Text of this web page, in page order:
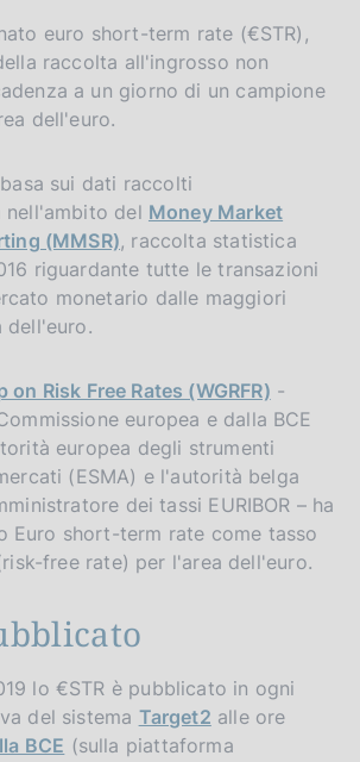
euro short-term rate (€STR),
raccolta all'ingrosso non
a un giorno di un campione
dell'euro.
sui dati raccolti
nell'ambito del Money Market
(MMSR), raccolta statistica
riguardante tutte le transazioni
monetario dalle maggiori
dell'euro.
Risk Free Rates (WGRFR) -
europea e dalla BCE
europea degli strumenti
(ESMA) e l'autorità belga
dei tassi EURIBOR – ha
Euro short-term rate come tasso
free rate) per l'area dell'euro.
lo €STR è pubblicato in ogni
del sistema Target2 alle ore
BCE (sulla piattaforma